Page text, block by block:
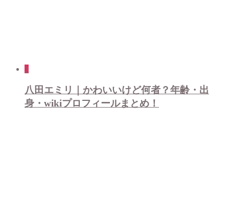
3
八田エミリ｜かわいいけど何者？年齢・出
身・wikiプロフィールまとめ！